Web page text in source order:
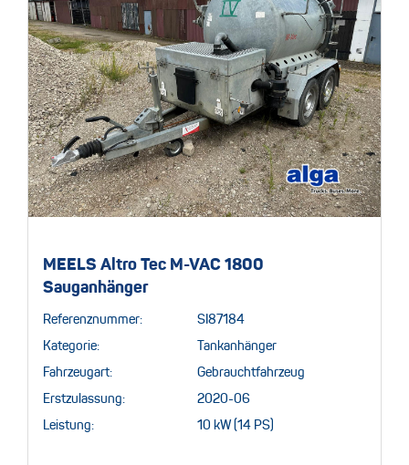
MEELS Altro Tec M-VAC 1800
Sauganhänger
Referenznummer: SI87184
Kategorie: Tankanhänger
Fahrzeugart: Gebrauchtfahrzeug
Erstzulassung: 2020-06
Leistung: 10 kW (14 PS)